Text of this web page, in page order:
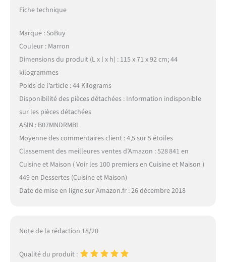
Fiche technique
Marque : SoBuy
Couleur : Marron
Dimensions du produit (L x l x h) : 115 x 71 x 92 cm; 44
kilogrammes
Poids de l’article : 44 Kilograms
Disponibilité des pièces détachées : Information indisponible
sur les pièces détachées
ASIN : B07MNDRMBL
Moyenne des commentaires client : 4,5 sur 5 étoiles
Classement des meilleures ventes d’Amazon : 528 841 en
Cuisine et Maison ( Voir les 100 premiers en Cuisine et Maison )
449 en Dessertes (Cuisine et Maison)
Date de mise en ligne sur Amazon.fr : 26 décembre 2018
Note de la rédaction 18/20
Qualité du produit :